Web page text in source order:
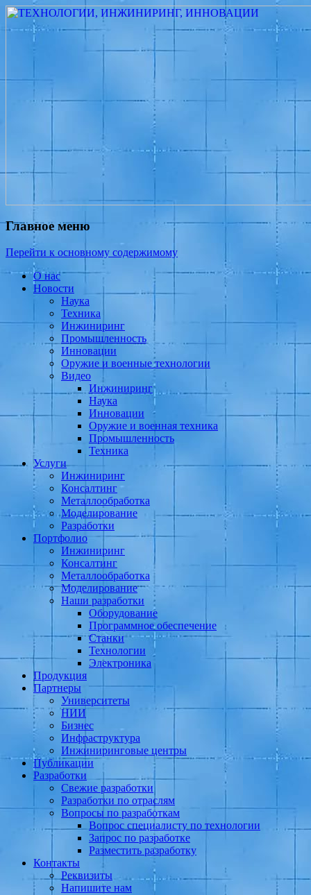
ТЕХНОЛОГИИ,
ИНЖИНИРИНГ,
ИННОВАЦИИ
Измеритель диаметра, измеритель
эксцентриситета, измеритель толщины,
машинное зрение, высоковольтный
испытатель ЗАСИ, проектирование,
изыскания, моделирование, технико-
экономическое обоснование,
исследования, разработка электроники
Главное меню
Перейти к основному содержимому
О нас
Новости
Наука
Техника
Инжиниринг
Промышленность
Инновации
Оружие и военные технологии
Видео
Инжиниринг
Наука
Инновации
Оружие и военная техника
Промышленность
Техника
Услуги
Инжиниринг
Консалтинг
Металлообработка
Моделирование
Разработки
Портфолио
Инжиниринг
Консалтинг
Металлообработка
Моделирование
Наши разработки
Оборудование
Программное обеспечение
Станки
Технологии
Электроника
Продукция
Партнеры
Университеты
НИИ
Бизнес
Инфраструктура
Инжиниринговые центры
Публикации
Разработки
Свежие разработки
Разработки по отраслям
Вопросы по разработкам
Вопрос специалисту по технологии
Запрос по разработке
Разместить разработку
Контакты
Реквизиты
Напишите нам